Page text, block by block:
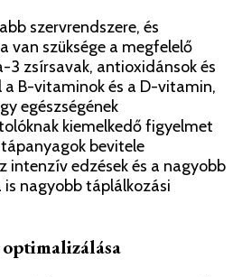
szervrendszere, és
van szüksége a megfelelő
3 zsírsavak, antioxidánsok és
B-vitaminok és a D-vitamin,
egészségének
kiemelkedő figyelmet
bevitele
intenzív edzések és a nagyobb
nagyobb táplálkozási